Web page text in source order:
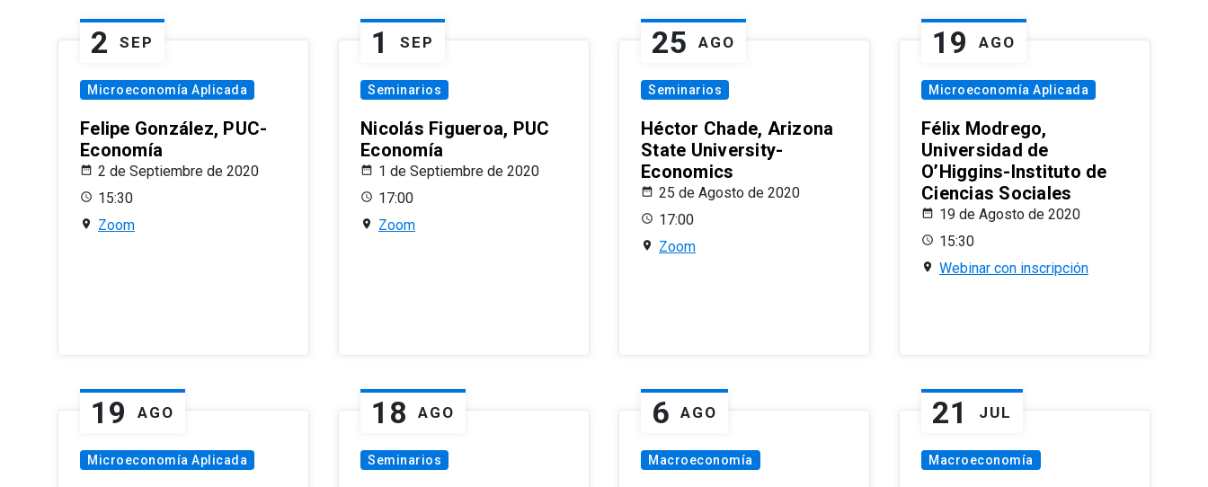
2 SEP
Microeconomía Aplicada
Felipe González, PUC-
Economía
2 de Septiembre de 2020
15:30
Zoom
1 SEP
Seminarios
Nicolás Figueroa, PUC
Economía
1 de Septiembre de 2020
17:00
Zoom
25 AGO
Seminarios
Héctor Chade, Arizona
State University-
Economics
25 de Agosto de 2020
17:00
Zoom
19 AGO
Microeconomía Aplicada
Félix Modrego,
Universidad de
O’Higgins-Instituto de
Ciencias Sociales
19 de Agosto de 2020
15:30
Webinar con inscripción
19 AGO
Microeconomía Aplicada
18 AGO
Seminarios
6 AGO
Macroeconomía
21 JUL
Macroeconomía